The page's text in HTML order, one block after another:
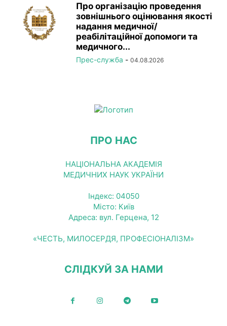
Про організацію проведення
зовнішнього оцінювання якості
надання медичної/
реабілітаційної допомоги та
медичного...
Прес-служба - 04.08.2026
ПРО НАС
НАЦІОНАЛЬНА АКАДЕМІЯ
МЕДИЧНИХ НАУК УКРАЇНИ
Індекс: 04050
Місто: Київ
Адреса: вул. Герцена, 12
«ЧЕСТЬ, МИЛОСЕРДЯ, ПРОФЕСІОНАЛІЗМ»
СЛІДКУЙ ЗА НАМИ